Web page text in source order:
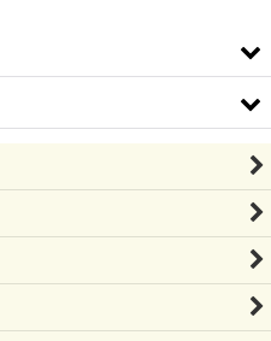
仕様アルミ調理器具